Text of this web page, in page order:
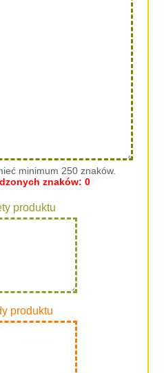
minimum 250 znaków.
znaków: 0
produktu
produktu